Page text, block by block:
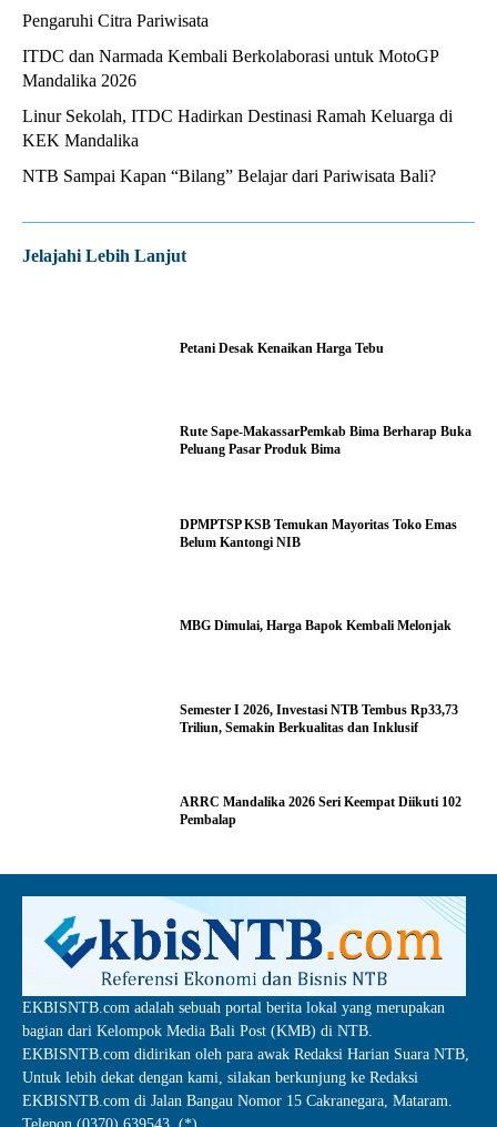
Pengaruhi Citra Pariwisata
ITDC dan Narmada Kembali Berkolaborasi untuk MotoGP
Mandalika 2026
Linur Sekolah, ITDC Hadirkan Destinasi Ramah Keluarga di
KEK Mandalika
NTB Sampai Kapan “Bilang” Belajar dari Pariwisata Bali?
Jelajahi Lebih Lanjut
Petani Desak Kenaikan Harga Tebu
Rute Sape-MakassarPemkab Bima Berharap Buka
Peluang Pasar Produk Bima
DPMPTSP KSB Temukan Mayoritas Toko Emas
Belum Kantongi NIB
MBG Dimulai, Harga Bapok Kembali Melonjak
Semester I 2026, Investasi NTB Tembus Rp33,73
Triliun, Semakin Berkualitas dan Inklusif
ARRC Mandalika 2026 Seri Keempat Diikuti 102
Pembalap
EKBISNTB.com adalah sebuah portal berita lokal yang merupakan
bagian dari Kelompok Media Bali Post (KMB) di NTB.
EKBISNTB.com didirikan oleh para awak Redaksi Harian Suara NTB,
Untuk lebih dekat dengan kami, silakan berkunjung ke Redaksi
EKBISNTB.com di Jalan Bangau Nomor 15 Cakranegara, Mataram.